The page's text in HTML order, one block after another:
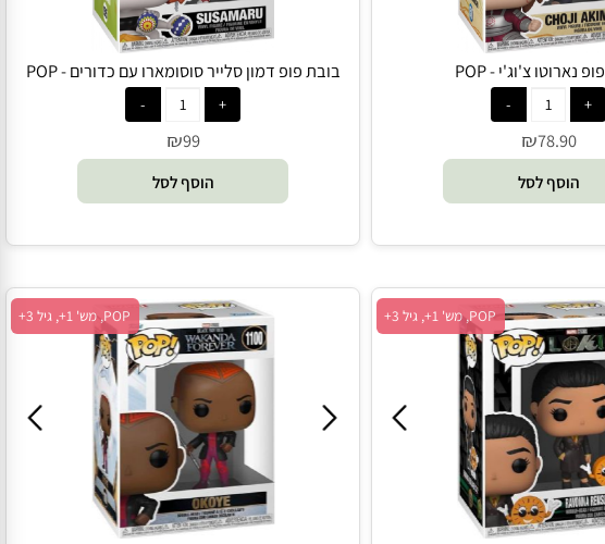
₪78.90
הוסף לסל
₪99
הוסף לסל
POP, מש' 1+, גיל 3+ POP, מש' 1+, גיל 3+